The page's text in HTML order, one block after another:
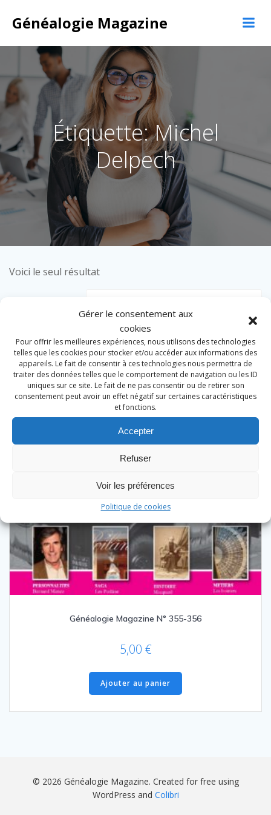
Gérer le consentement aux
cookies
Pour offrir les meilleures expériences, nous utilisons des technologies
telles que les cookies pour stocker et/ou accéder aux informations des
appareils. Le fait de consentir à ces technologies nous permettra de
traiter des données telles que le comportement de navigation ou les ID
uniques sur ce site. Le fait de ne pas consentir ou de retirer son
consentement peut avoir un effet négatif sur certaines caractéristiques
et fonctions.
Accepter
Refuser
Voir les préférences
Politique de cookies
au
contenu
Généalogie Magazine
Étiquette: Michel
Delpech
Voici le seul résultat
Généalogie Magazine N° 355-356
5,00 €
Ajouter au panier
© 2026 Généalogie Magazine. Created for free using
WordPress and Colibri